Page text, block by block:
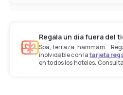
Regala un día fuera del
Spa, terraza, hammam...
inolvidable con latarjeta
en todos los hoteles.